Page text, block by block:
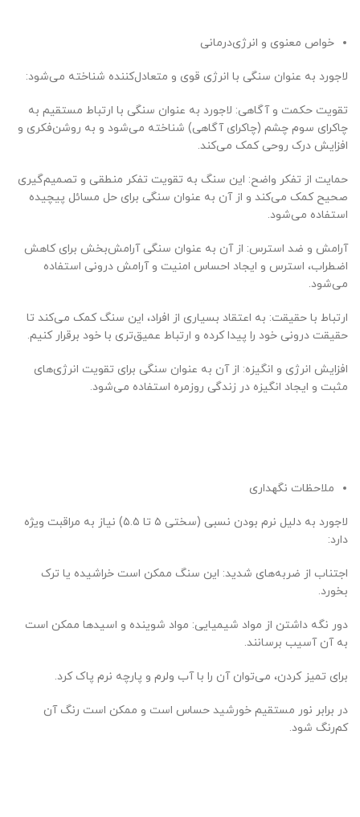
خواص معنوی و انرژی‌درمانی
لاجورد به عنوان سنگی با انرژی قوی و متعادل‌کننده شناخته می‌شود:
تقویت حکمت و آگاهی: لاجورد به عنوان سنگی با ارتباط مستقیم به
چاکرای سوم چشم (چاکرای آگاهی) شناخته می‌شود و به روشن‌فکری و
افزایش درک روحی کمک می‌کند.
حمایت از تفکر واضح: این سنگ به تقویت تفکر منطقی و تصمیم‌گیری
صحیح کمک می‌کند و از آن به عنوان سنگی برای حل مسائل پیچیده
استفاده می‌شود.
آرامش و ضد استرس: از آن به عنوان سنگی آرامش‌بخش برای کاهش
اضطراب، استرس و ایجاد احساس امنیت و آرامش درونی استفاده
می‌شود.
ارتباط با حقیقت: به اعتقاد بسیاری از افراد، این سنگ کمک می‌کند تا
حقیقت درونی خود را پیدا کرده و ارتباط عمیق‌تری با خود برقرار کنیم.
افزایش انرژی و انگیزه: از آن به عنوان سنگی برای تقویت انرژی‌های
مثبت و ایجاد انگیزه در زندگی روزمره استفاده می‌شود.
ملاحظات نگهداری
لاجورد به دلیل نرم بودن نسبی (سختی ۵ تا ۵.۵) نیاز به مراقبت ویژه
دارد:
اجتناب از ضربه‌های شدید: این سنگ ممکن است خراشیده یا ترک
بخورد.
دور نگه داشتن از مواد شیمیایی: مواد شوینده و اسیدها ممکن است
به آن آسیب برسانند.
برای تمیز کردن، می‌توان آن را با آب ولرم و پارچه نرم پاک کرد.
در برابر نور مستقیم خورشید حساس است و ممکن است رنگ آن
کم‌رنگ شود.